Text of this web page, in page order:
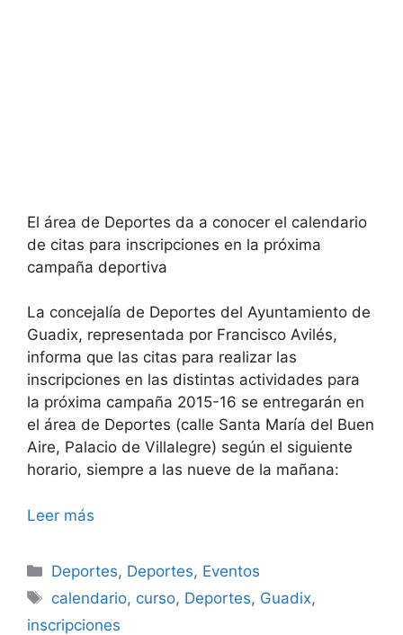
El área de Deportes da a conocer el calendario
de citas para inscripciones en la próxima
campaña deportiva
La concejalía de Deportes del Ayuntamiento de
Guadix, representada por Francisco Avilés,
informa que las citas para realizar las
inscripciones en las distintas actividades para
la próxima campaña 2015-16 se entregarán en
el área de Deportes (calle Santa María del Buen
Aire, Palacio de Villalegre) según el siguiente
horario, siempre a las nueve de la mañana:
Leer más
Categorías
Deportes, Deportes, Eventos
Etiquetas
calendario, curso, Deportes, Guadix,
inscripciones